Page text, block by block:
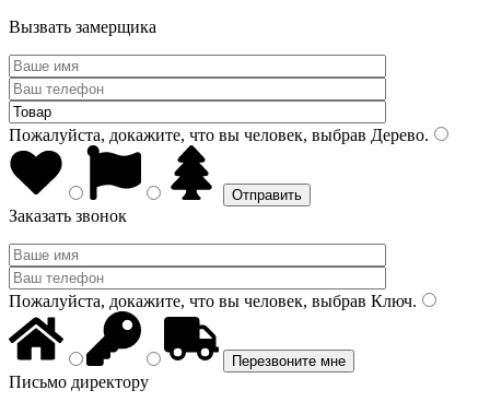
Вызвать замерщика
Пожалуйста, докажите, что вы человек, выбрав Дерево.
Заказать звонок
Пожалуйста, докажите, что вы человек, выбрав Ключ.
Письмо директору